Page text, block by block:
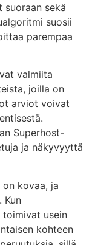
sekä
suosii
parempaa
valmiita
joilla on
arviot voivat
Superhost-
ja näkyvyyttä
kovaa, ja
Kun
toimivat usein
kohteen